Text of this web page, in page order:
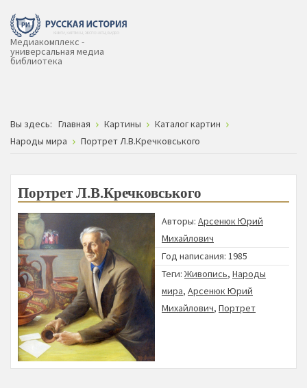
Медиакомплекс -
универсальная медиа
библиотека
Вы здесь: Главная Картины
Каталог картин
Народы мира
Портрет Л.В.Кречковського
Портрет Л.В.Кречковського
Авторы: Арсенюк Юрий
Михайлович
Год написания: 1985
Теги: Живопись, Народы
мира, Арсенюк Юрий
Михайлович, Портрет